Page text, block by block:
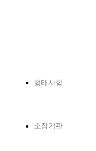
형태사항
소장기관